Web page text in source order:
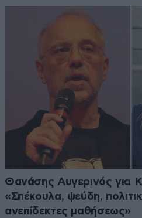
Θανάσης Αυγερινός για
«Σπέκουλα, ψεύδη,
ανεπίδεκτες μαθήσεως»